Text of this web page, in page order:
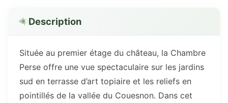
Description
Située au premier étage du château, la Chambre
Perse offre une vue spectaculaire sur les jardins
sud en terrasse d’art topiaire et les reliefs en
pointillés de la vallée du Couesnon. Dans cet